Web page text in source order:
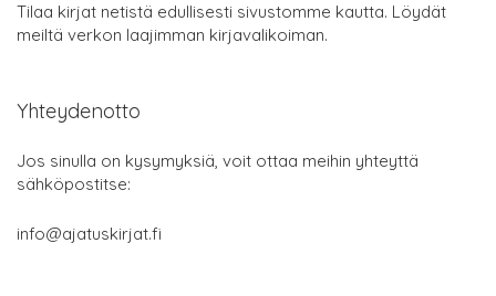
Tilaa kirjat netistä edullisesti sivustomme kautta. Löydät
meiltä verkon laajimman kirjavalikoiman.
Yhteydenotto
Jos sinulla on kysymyksiä, voit ottaa meihin yhteyttä
sähköpostitse:
info@ajatuskirjat.fi